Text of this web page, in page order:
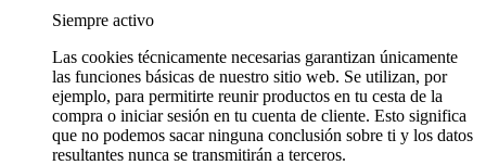
Siempre activo
Las cookies técnicamente necesarias garantizan únicamente
las funciones básicas de nuestro sitio web. Se utilizan, por
ejemplo, para permitirte reunir productos en tu cesta de la
compra o iniciar sesión en tu cuenta de cliente. Esto significa
que no podemos sacar ninguna conclusión sobre ti y los datos
resultantes nunca se transmitirán a terceros.